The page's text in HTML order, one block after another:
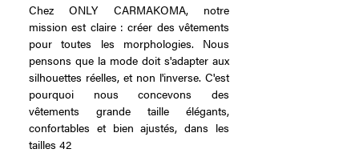
Chez ONLY CARMAKOMA, notre
mission est claire : créer des vêtements
pour toutes les morphologies. Nous
pensons que la mode doit s'adapter aux
silhouettes réelles, et non l'inverse. C'est
pourquoi nous concevons des
vêtements grande taille élégants,
confortables et bien ajustés, dans les
tailles 42